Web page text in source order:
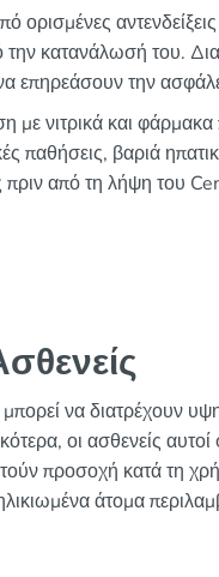
την κατανάλωσή του.
την
νιτρικά και
βαριά
πριν από τη λήψη του
να διατρέχουν
οι ασθενείς
προσοχή κατά τη
άτομα